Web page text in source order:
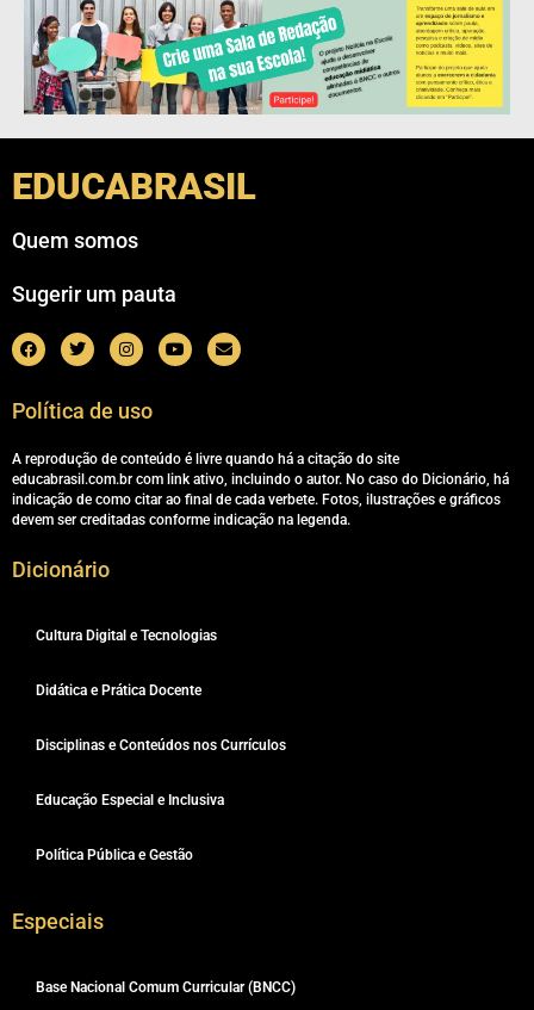
EDUCABRASIL
Quem somos
Sugerir um pauta
Política de uso
A reprodução de conteúdo é livre quando há a citação do site
educabrasil.com.br com link ativo, incluindo o autor. No caso do Dicionário, há
indicação de como citar ao final de cada verbete. Fotos, ilustrações e gráficos
devem ser creditadas conforme indicação na legenda.
Dicionário
Cultura Digital e Tecnologias
Didática e Prática Docente
Disciplinas e Conteúdos nos Currículos
Educação Especial e Inclusiva
Política Pública e Gestão
Especiais
Base Nacional Comum Curricular (BNCC)